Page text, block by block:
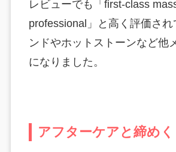
レビューでも「first-class
professional」と高く評価さ
ンドやホットストーンなど他
になりました。
アフターケアと締めく